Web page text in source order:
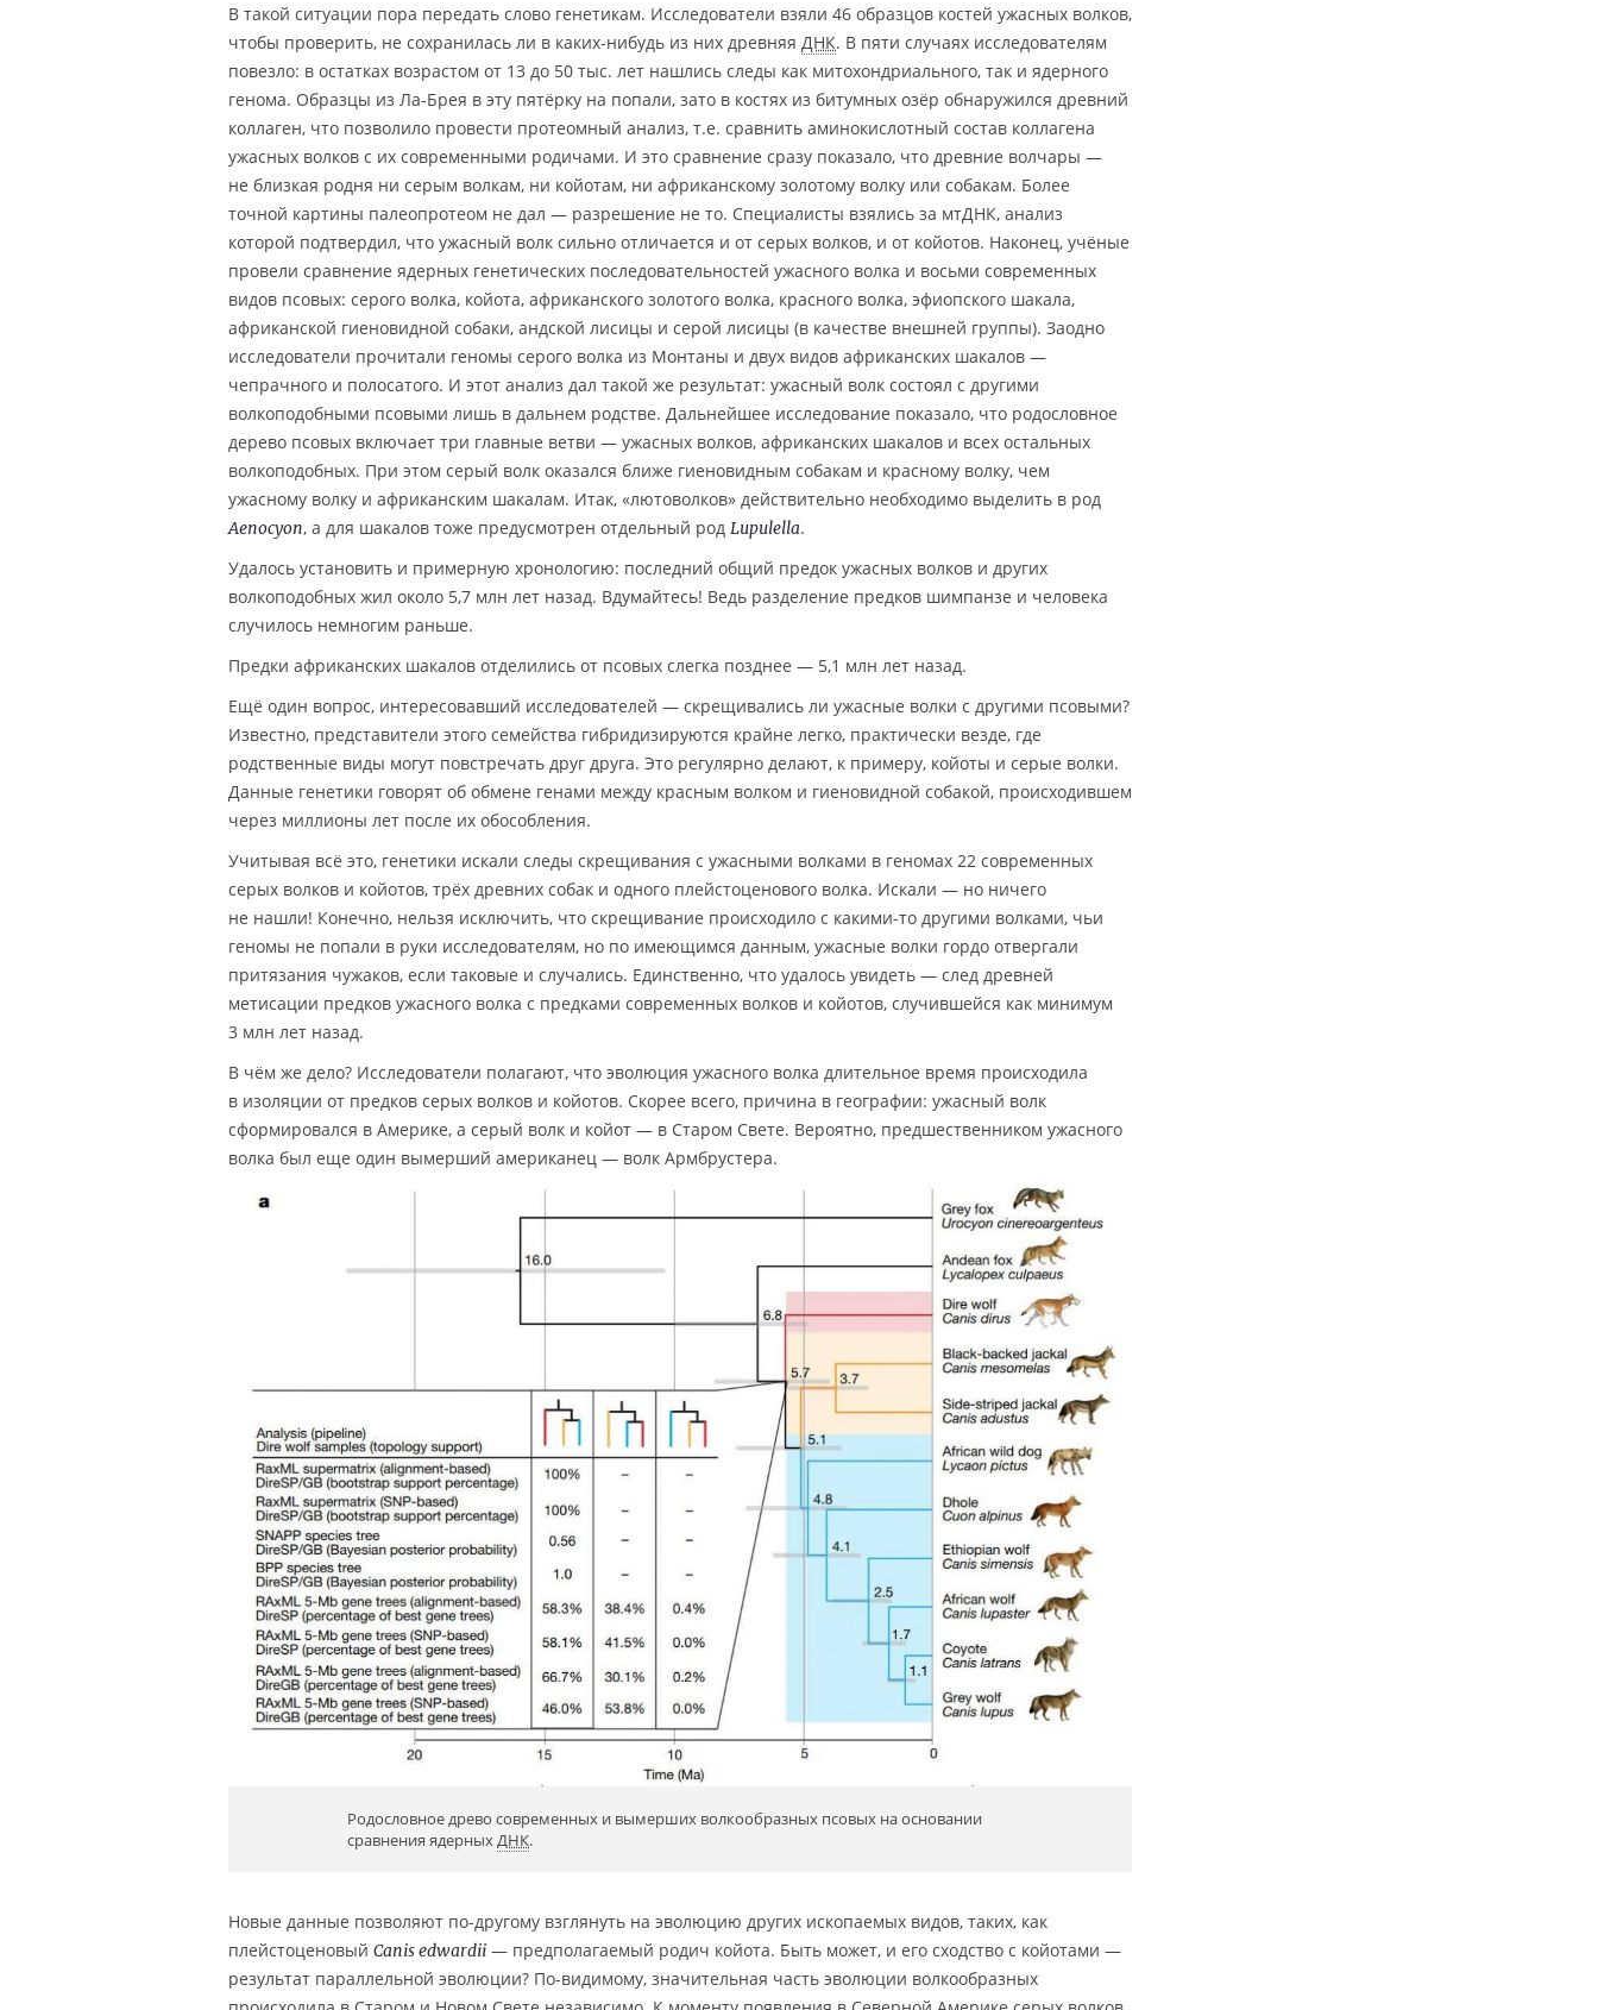
В такой ситуации пора передать слово генетикам. Исследователи взяли 46 образцов костей ужасных волков,
чтобы проверить, не сохранилась ли в каких-нибудь из них древняя ДНК. В пяти случаях исследователям
повезло: в остатках возрастом от 13 до 50 тыс. лет нашлись следы как митохондриального, так и ядерного
генома. Образцы из Ла-Брея в эту пятёрку на попали, зато в костях из битумных озёр обнаружился древний
коллаген, что позволило провести протеомный анализ, т.е. сравнить аминокислотный состав коллагена
ужасных волков с их современными родичами. И это сравнение сразу показало, что древние волчары —
не близкая родня ни серым волкам, ни койотам, ни африканскому золотому волку или собакам. Более
точной картины палеопротеом не дал — разрешение не то. Специалисты взялись за мтДНК, анализ
которой подтвердил, что ужасный волк сильно отличается и от серых волков, и от койотов. Наконец, учёные
провели сравнение ядерных генетических последовательностей ужасного волка и восьми современных
видов псовых: серого волка, койота, африканского золотого волка, красного волка, эфиопского шакала,
африканской гиеновидной собаки, андской лисицы и серой лисицы (в качестве внешней группы). Заодно
исследователи прочитали геномы серого волка из Монтаны и двух видов африканских шакалов —
чепрачного и полосатого. И этот анализ дал такой же результат: ужасный волк состоял с другими
волкоподобными псовыми лишь в дальнем родстве. Дальнейшее исследование показало, что родословное
дерево псовых включает три главные ветви — ужасных волков, африканских шакалов и всех остальных
волкоподобных. При этом серый волк оказался ближе гиеновидным собакам и красному волку, чем
ужасному волку и африканским шакалам. Итак, «лютоволков» действительно необходимо выделить в род
Aenocyon, а для шакалов тоже предусмотрен отдельный род Lupulella.
Удалось установить и примерную хронологию: последний общий предок ужасных волков и других
волкоподобных жил около 5,7 млн лет назад. Вдумайтесь! Ведь разделение предков шимпанзе и человека
случилось немногим раньше.
Предки африканских шакалов отделились от псовых слегка позднее — 5,1 млн лет назад.
Ещё один вопрос, интересовавший исследователей — скрещивались ли ужасные волки с другими псовыми?
Известно, представители этого семейства гибридизируются крайне легко, практически везде, где
родственные виды могут повстречать друг друга. Это регулярно делают, к примеру, койоты и серые волки.
Данные генетики говорят об обмене генами между красным волком и гиеновидной собакой, происходившем
через миллионы лет после их обособления.
Учитывая всё это, генетики искали следы скрещивания с ужасными волками в геномах 22 современных
серых волков и койотов, трёх древних собак и одного плейстоценового волка. Искали — но ничего
не нашли! Конечно, нельзя исключить, что скрещивание происходило с какими-то другими волками, чьи
геномы не попали в руки исследователям, но по имеющимся данным, ужасные волки гордо отвергали
притязания чужаков, если таковые и случались. Единственно, что удалось увидеть — след древней
метисации предков ужасного волка с предками современных волков и койотов, случившейся как минимум
3 млн лет назад.
В чём же дело? Исследователи полагают, что эволюция ужасного волка длительное время происходила
в изоляции от предков серых волков и койотов. Скорее всего, причина в географии: ужасный волк
сформировался в Америке, а серый волк и койот — в Старом Свете. Вероятно, предшественником ужасного
волка был еще один вымерший американец — волк Армбрустера.
Родословное древо современных и вымерших волкообразных псовых на основании
сравнения ядерныхДНК.
Новые данные позволяют по-другому взглянуть на эволюцию других ископаемых видов, таких, как
плейстоценовый Canis edwardii — предполагаемый родич койота. Быть может, и его сходство с койотами —
результат параллельной эволюции? По-видимому, значительная часть эволюции волкообразных